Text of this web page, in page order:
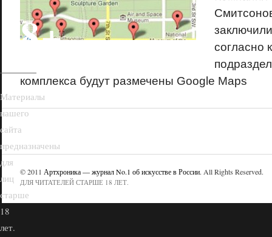
согласно
комплекса будут размечены Google Maps
© 2011 Артхроника — журнал No.1 об искусстве в России. All Rights Reserved.
ДЛЯ ЧИТАТЕЛЕЙ СТАРШЕ 18 ЛЕТ.
18+
Материалы
нашего
сайта
предназначены
для
лиц
старше
18
лет.